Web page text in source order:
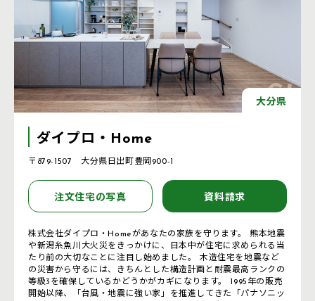
大分県
ダイプロ・Home
〒879-1507 大分県日出町豊岡900-1
資料請求
注文住宅の写真
株式会社ダイプロ・Homeがあなたの家族を守ります。 熊本地震
や新潟糸魚川大火災をきっかけに、日本中が住宅に求められる当
たり前の大切なことに注目し始めました。 木造住宅を地震など
の災害から守るには、きちんとした構造計画と耐震最高ランクの
等級3を確保しているかどうかがカギになります。 1995年の販売
開始以降、「台風・地震に強い家」を推進してきた「パナソニッ